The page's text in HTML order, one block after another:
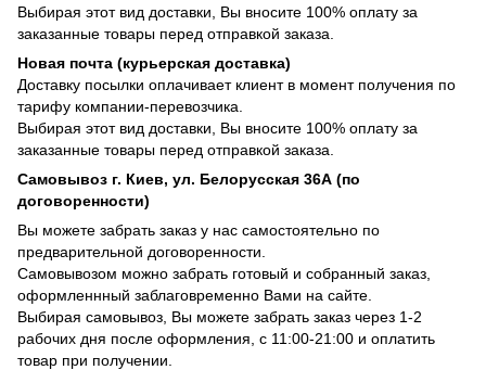
Выбирая этот вид доставки, Вы вносите 100% оплату за
заказанные товары перед отправкой заказа.
Новая почта (курьерская доставка)
Доставку посылки оплачивает клиент в момент получения по
тарифу компании-перевозчика.
Выбирая этот вид доставки, Вы вносите 100% оплату за
заказанные товары перед отправкой заказа.
Самовывоз г. Киев, ул. Белорусская 36А (по
договоренности)
Вы можете забрать заказ у нас самостоятельно по
предварительной договоренности.
Самовывозом можно забрать готовый и собранный заказ,
оформленнный заблаговременно Вами на сайте.
Выбирая самовывоз, Вы можете забрать заказ через 1-2
рабочих дня после оформления, с 11:00-21:00 и оплатить
товар при получении.